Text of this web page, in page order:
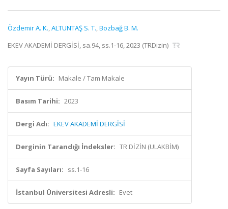
Özdemir A. K.,ALTUNTAŞ S. T.,Bozbağ B. M.
EKEV AKADEMİ DERGİSİ, sa.94, ss.1-16, 2023 (TRDizin)
Yayın Türü: Makale / Tam Makale
Basım Tarihi: 2023
Dergi Adı: EKEV AKADEMİ DERGİSİ
Derginin Tarandığı İndeksler: TR DİZİN (ULAKBİM)
Sayfa Sayıları: ss.1-16
İstanbul Üniversitesi Adresli: Evet